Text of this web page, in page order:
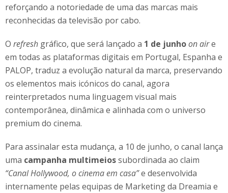
reforçando a notoriedade de uma das marcas mais
reconhecidas da televisão por cabo.
O refresh gráfico, que será lançado a 1 de junhoon aire
em todas as plataformas digitais em Portugal, Espanha e
PALOP, traduz a evolução natural da marca, preservando
os elementos mais icónicos do canal, agora
reinterpretados numa linguagem visual mais
contemporânea, dinâmica e alinhada com o universo
premium do cinema.
Para assinalar esta mudança, a 10 de junho, o canal lança
uma campanha multimeiossubordinada ao claim
“Canal Hollywood, o cinema em casa”e desenvolvida
internamente pelas equipas de Marketing da Dreamia e